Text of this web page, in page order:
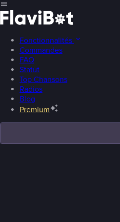
Fonctionnalités
Commandes
FAQ
Statut
Top Chansons
Radios
Blog
Premium